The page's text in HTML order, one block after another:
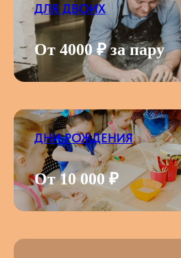
ДЛЯ ДВОИХ
От 4000 ₽ за пару
ДНИ РОЖДЕНИЯ
От 10 000 ₽